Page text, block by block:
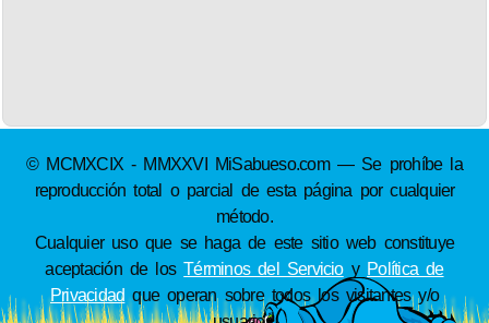
© MCMXCIX - MMXXVI MiSabueso.com — Se prohíbe la
reproducción total o parcial de esta página por cualquier
método.
Cualquier uso que se haga de este sitio web constituye
aceptación de losTérminos del Servicioy Política de
Privacidad que operan sobre todos los visitantes y/o